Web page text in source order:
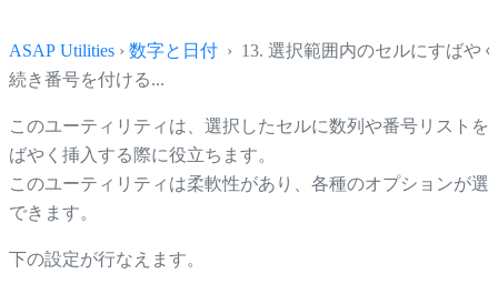
ASAP Utilities › 数字と日付 › 13. 選択範囲内のセルにすばやく
続き番号を付ける...
このユーティリティは、選択したセルに数列や番号リストを
ばやく挿入する際に役立ちます。
このユーティリティは柔軟性があり、各種のオプションが選
できます。
下の設定が行なえます。